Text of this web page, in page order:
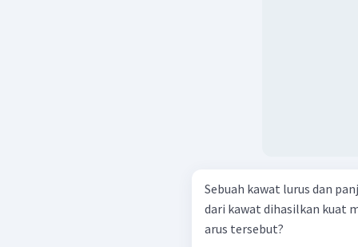
Sebuah kawat lurus dan
dari kawat dihasilkan kuat
arus tersebut?